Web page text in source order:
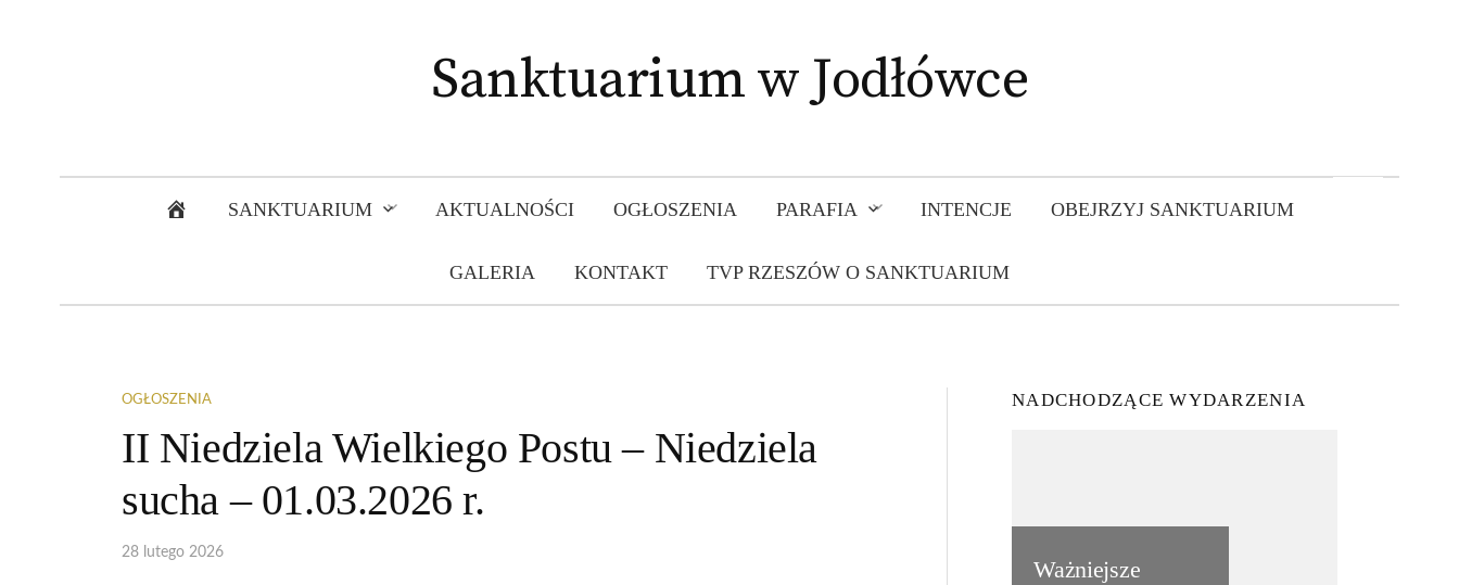
Sanktuarium w Jodłówce
STRONA GŁÓWNA
SANKTUARIUM AKTUALNOŚCI OGŁOSZENIA PARAFIA INTENCJE OBEJRZYJ SANKTUARIUM
GALERIA KONTAKT TVP RZESZÓW O SANKTUARIUM
OGŁOSZENIA
II Niedziela Wielkiego Postu – Niedziela
sucha – 01.03.2026 r.
28 lutego 2026
NADCHODZĄCE WYDARZENIA
Ważniejsze